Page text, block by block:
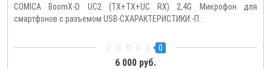
COMICA BoomX-D UC2 (TX+TX+UC RX) 2,4G Микрофон для
смартфонов с разъемом USB-CХАРАКТЕРИСТИКИ:-П..
0
6 000 руб.